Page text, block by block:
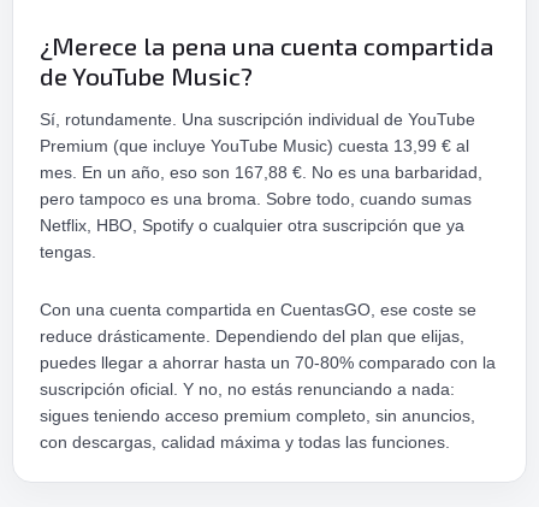
¿Merece la pena una cuenta compartida
de YouTube Music?
Sí, rotundamente. Una suscripción individual de YouTube
Premium (que incluye YouTube Music) cuesta 13,99 € al
mes. En un año, eso son 167,88 €. No es una barbaridad,
pero tampoco es una broma. Sobre todo, cuando sumas
Netflix, HBO, Spotify o cualquier otra suscripción que ya
tengas.
Con una cuenta compartida en CuentasGO, ese coste se
reduce drásticamente. Dependiendo del plan que elijas,
puedes llegar a ahorrar hasta un 70-80% comparado con la
suscripción oficial. Y no, no estás renunciando a nada:
sigues teniendo acceso premium completo, sin anuncios,
con descargas, calidad máxima y todas las funciones.